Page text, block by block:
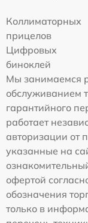
Коллиматорных
прицелов
Цифровых
биноклей
Мы занимаемся
обслуживанием
гарантийного
работает
авторизации от
указанные на
офертой
обозначения
только в